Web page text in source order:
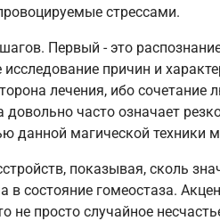
стрессами.
Первый - это
причин и
лечения, ибо
часто означает
данной магической техники
показывая, сколь
в состояние гомеостаза.
не просто случайное